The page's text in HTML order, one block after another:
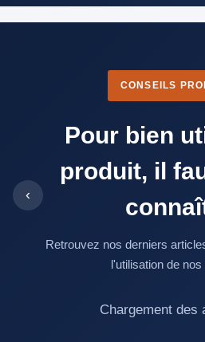
CONSEILS
Pour bien
produit, il
Retrouvez nos derniers
l'utilisation de nos
Chargement des
‹